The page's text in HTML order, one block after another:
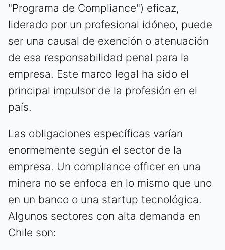
"Programa de Compliance") eficaz,
liderado por un profesional idóneo, puede
ser una causal de exención o atenuación
de esa responsabilidad penal para la
empresa. Este marco legal ha sido el
principal impulsor de la profesión en el
país.
Las obligaciones específicas varían
enormemente según el sector de la
empresa. Un compliance officer en una
minera no se enfoca en lo mismo que uno
en un banco o una startup tecnológica.
Algunos sectores con alta demanda en
Chile son: